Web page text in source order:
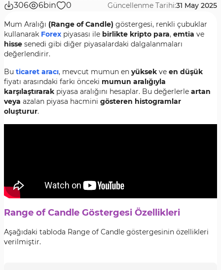
306 6bin 0 Güncellenme Tarihi:31 May 2025
Mum Aralığı (Range of Candle) göstergesi, renkli çubuklar
kullanarak Forex piyasası ile birlikte kripto para, emtia ve
hisse senedi gibi diğer piyasalardaki dalgalanmaları
değerlendirir.
Bu ticaret aracı, mevcut mumun en yüksek ve en düşük
fiyatı arasındaki farkı önceki mumun aralığıyla
karşılaştırarak piyasa aralığını hesaplar. Bu değerlerle artan
veya azalan piyasa hacmini gösteren histogramlar
oluşturur.
Range of Candle Göstergesi Özellikleri
Aşağıdaki tabloda Range of Candle göstergesinin özellikleri
verilmiştir.